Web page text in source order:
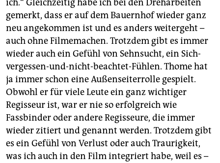
ich.“ Gleichzeitig habe ich bei den Dreharbeiten
gemerkt, dass er auf dem Bauernhof wieder ganz
neu angekommen ist und es anders weitergeht –
auch ohne Filmemachen. Trotzdem gibt es immer
wieder auch ein Gefühl von Sehnsucht, ein Sich-
vergessen-und-nicht-beachtet-Fühlen. Thome hat
ja immer schon eine Außenseiterrolle gespielt.
Obwohl er für viele Leute ein ganz wichtiger
Regisseur ist, war er nie so erfolgreich wie
Fassbinder oder andere Regisseure, die immer
wieder zitiert und genannt werden. Trotzdem gibt
es ein Gefühl von Verlust oder auch Traurigkeit,
was ich auch in den Film integriert habe, weil es –